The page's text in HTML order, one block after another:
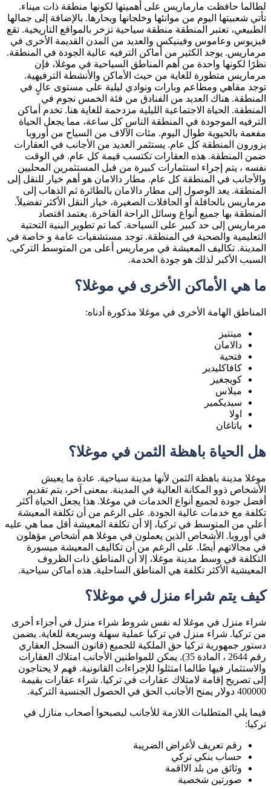
لطالما حافظت مارماريس على أهميتها لكونها منطقة ذات ميناء.
تأتي شعبيتها اليوم من موانئها وخلجانها وبحارها. بالإضافة إلى جمالها
الطبيعي، تعتبر المنطقة منطقة سياحية تزخر بالمواقع التاريخية. تقع
فيزيوس وعاموس وفينيكس والعديد من المدن القديمة الأخرى في
مرماريس. يوجد الكثير من أماكن الترفيه عالية الجودة في المنطقة.
نظرًا لكونها واحدة من أهم المناطق السياحية في موغلا، فإن
مرماريس متطورة للغاية من حيث الأماكن والأنشطة الترفيهية.
توجد مقاهي ومطاعم وبارات ونوادي ليلية على مستوى عالٍ في
المنطقة. هناك العديد من الفنادق من فئة الخمس نجوم في
المنطقة. الحياة الاجتماعية الليلية مزدحمة للغاية هنا. تخدم أماكن
الترفيه الموجودة في المنطقة الناس كل ساعة، مما يجعل الحياة
مفعمة بالحيوية طوال اليوم. مئات الآلاف من السياح من أوروبا
يزورون المنطقة كل عام. يستثمر العديد من الأجانب في العقارات
ضمن المنطقة. هذه العقارات تكتسب قيمة كل عام. في الوقت
نفسه ، يتم إجراء استثمارات كبيرة من قبل المستثمرين المحليين
والأجانب في المنطقة كل عام. مطار دالامان هو أهم خيار للنقل إلى
المنطقة. يعد الوصول إلى مطار دالامان بالطائرة ثم الذهاب إلى
مرماريس بالحافلة أو الحافلات الصغيرة، خيار النقل الأكثر تفضيلاً.
المنطقة بها جميع أنواع وسائل الراحة الفاخرة. يعتمد اقتصاد
مرماريس إلى حد كبير على السياحة. كما تم تطوير البنية التحتية
التعليمية والصحية في المنطقة. توجد مستشفيات عامة و خاصة في
المدينة. تكاليف المعيشة في مرماريس أعلى من المتوسط ​​التركي.
السبب الأكبر لذلك هو جودة الخدمة.
ما هي الأماكن الأخرى في موغلا؟
المناطق الهامة الأخرى في موغلا مذكورة أدناه:
مينتيز
دالامان
فتحية
كافاكليدير
كويجغيز
ميلاس
سيديكمير
اولا
ياتاغان
هل الحياة باهظة الثمن في موغلا؟
موغلا مدينة باهظة الثمن لأنها مدينة سياحية. عادة ما يعيش
الأشخاص ذوو المكانة العالية في المدينة. بمعنى آخر، يتم تقديم
أفضل جودة لجميع أنواع الخدمات في موغلا. هذا يجعل الحياة أكثر
تكلفة مع خدمات عالية الجودة. على الرغم من أن تكلفة المعيشة
أعلى من المتوسط ​​في تركيا، إلا أن تكلفة المعيشة أقل مما هي عليه
في أوروبا. الأشخاص الذين يعملون في موغلا هم أشخاص مؤهلون
في مجالاتهم أيضًا. على الرغم من أن تكاليف المعيشة ميسورة
التكلفة في وسط مدينة موغلا، إلا أن المناطق ذات الظروف
المعيشية الأكثر تكلفة هي المناطق الساحلية. هذه أماكن سياحية.
كيف يتم شراء منزل في موغلا؟
شراء منزل في موغلا له نفس شروط شراء منزل في أجزاء أخرى
من تركيا. شراء منزل في تركيا عملية سهلة وسريعة للغاية. يضمن
دستور جمهورية تركيا حق الملكية للجميع (قانون السجل العقاري
رقم 2644 ، المادة 35). يمكن للمواطنين الأجانب امتلاك العقارات
والاستثمار فيها طالما امتثلوا للإجراءات القانونية. فهم لا يحتاجون
إلى تصريح إقامة لامتلاك عقارات في تركيا. شراء عقارات بقيمة
400000 دولار يمنح الأجانب الحق في الحصول الجنسية التركية.
فيما يلي المتطلبات اللازمة للأجانب ليصبحوا أصحاب منازل في
تركيا:
رقم تعريف لأغراض الضريبة
حساب بنكي تركي
وثائق من بلد الااقمة
صورتين شخصية